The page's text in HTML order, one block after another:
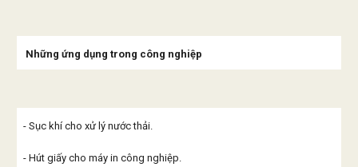
Những ứng dụng trong công nghiệp
- Sục khí cho xử lý nước thải.
- Hút giấy cho máy in công nghiệp.